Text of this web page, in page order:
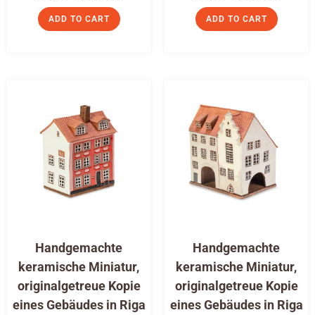
ADD TO CART ADD TO CART
Handgemachte
keramische Miniatur,
originalgetreue Kopie
eines Gebäudes in Riga
Handgemachte
keramische Miniatur,
originalgetreue Kopie
eines Gebäudes in Riga